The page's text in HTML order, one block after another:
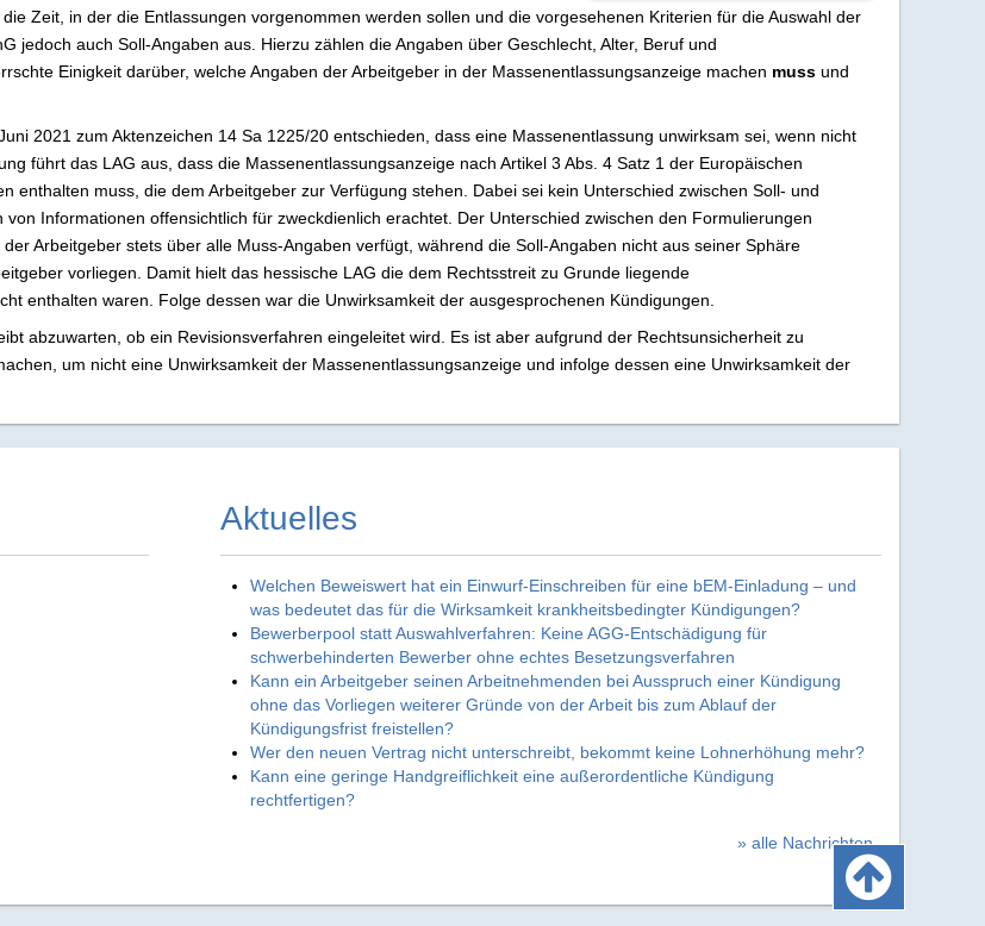
Zeit, in der die Entlassungen vorgenommen werden sollen und die vorgesehenen Kriterien für die Auswahl der
jedoch auch Soll-Angaben aus. Hierzu zählen die Angaben über Geschlecht, Alter, Beruf und
Einigkeit darüber, welche Angaben der Arbeitgeber in der Massenentlassungsanzeige machen muss und
2021 zum Aktenzeichen 14 Sa 1225/20 entschieden, dass eine Massenentlassung unwirksam sei, wenn nicht
führt das LAG aus, dass die Massenentlassungsanzeige nach Artikel 3 Abs. 4 Satz 1 der Europäischen
enthalten muss, die dem Arbeitgeber zur Verfügung stehen. Dabei sei kein Unterschied zwischen Soll- und
Informationen offensichtlich für zweckdienlich erachtet. Der Unterschied zwischen den Formulierungen
der Arbeitgeber stets über alle Muss-Angaben verfügt, während die Soll-Angaben nicht aus seiner Sphäre
vorliegen. Damit hielt das hessische LAG die dem Rechtsstreit zu Grunde liegende
enthalten waren. Folge dessen war die Unwirksamkeit der ausgesprochenen Kündigungen.
abzuwarten, ob ein Revisionsverfahren eingeleitet wird. Es ist aber aufgrund der Rechtsunsicherheit zu
um nicht eine Unwirksamkeit der Massenentlassungsanzeige und infolge dessen eine Unwirksamkeit der
Aktuelles
Welchen Beweiswert hat ein Einwurf-Einschreiben für eine bEM-Einladung – und
was bedeutet das für die Wirksamkeit krankheitsbedingter Kündigungen?
Bewerberpool statt Auswahlverfahren: Keine AGG-Entschädigung für
schwerbehinderten Bewerber ohne echtes Besetzungsverfahren
Kann ein Arbeitgeber seinen Arbeitnehmenden bei Ausspruch einer Kündigung
ohne das Vorliegen weiterer Gründe von der Arbeit bis zum Ablauf der
Kündigungsfrist freistellen?
Wer den neuen Vertrag nicht unterschreibt, bekommt keine Lohnerhöhung mehr?
Kann eine geringe Handgreiflichkeit eine außerordentliche Kündigung
rechtfertigen?
» alle Nachrichten